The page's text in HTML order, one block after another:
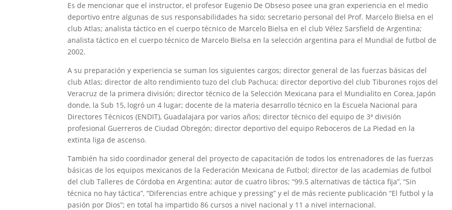
Es de mencionar que el instructor, el profesor Eugenio De Obseso posee una gran experiencia en el medio
deportivo entre algunas de sus responsabilidades ha sido; secretario personal del Prof. Marcelo Bielsa en el
club Atlas; analista táctico en el cuerpo técnico de Marcelo Bielsa en el club Vélez Sarsfield de Argentina;
analista táctico en el cuerpo técnico de Marcelo Bielsa en la selección argentina para el Mundial de futbol de
2002.
A su preparación y experiencia se suman los siguientes cargos; director general de las fuerzas básicas del
club Atlas; director de alto rendimiento tuzo del club Pachuca; director deportivo del club Tiburones rojos del
Veracruz de la primera división; director técnico de la Selección Mexicana para el Mundialito en Corea, Japón
donde, la Sub 15, logró un 4 lugar; docente de la materia desarrollo técnico en la Escuela Nacional para
Directores Técnicos (ENDIT), Guadalajara por varios años; director técnico del equipo de 3ª división
profesional Guerreros de Ciudad Obregón; director deportivo del equipo Reboceros de La Piedad en la
extinta liga de ascenso.
También ha sido coordinador general del proyecto de capacitación de todos los entrenadores de las fuerzas
básicas de los equipos mexicanos de la Federación Mexicana de Futbol; director de las academias de futbol
del club Talleres de Córdoba en Argentina; autor de cuatro libros; “99.5 alternativas de táctica fija”, “Sin
técnica no hay táctica”, “Diferencias entre achique y pressing” y el de más reciente publicación “El futbol y la
pasión por Dios”; en total ha impartido 86 cursos a nivel nacional y 11 a nivel internacional.